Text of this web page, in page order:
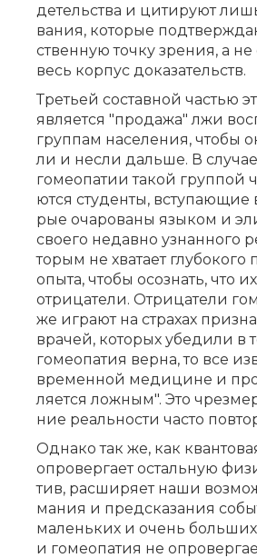
де­тель­ства и ци­ти­ру­ют
ва­ния, ко­то­рые
ствен­ную точ­ку зре­ния, а не
весь кор­пус до­ка­за­тельств.
Тре­тьей со­став­ной ча­стью
яв­ля­ет­ся "про­да­жа" лжи
груп­пам на­се­ле­ния, что­бы
ли и нес­ли даль­ше. В
го­мео­па­тии та­кой груп­пой
ют­ся сту­ден­ты, всту­па­ю­щие
рые оча­ро­ва­ны язы­ком и
сво­е­го не­дав­но узнан­но­го
то­рым не хва­та­ет
опы­та, что­бы осо­знать, что
от­ри­ца­те­ли. От­ри­ца­те­ли
же иг­ра­ют на стра­хах
вра­чей, ко­то­рых убе­ди­ли в
го­мео­па­тия вер­на, то все
вре­мен­ной ме­ди­ци­не и
ля­ет­ся лож­ным". Это
ние ре­аль­но­сти ча­сто
Од­на­ко так же, как
опро­вер­га­ет осталь­ную
тив, рас­ши­ря­ет на­ши
ма­ния и пред­ска­за­ния
ма­лень­ких и очень боль­ших
и го­мео­па­тия не